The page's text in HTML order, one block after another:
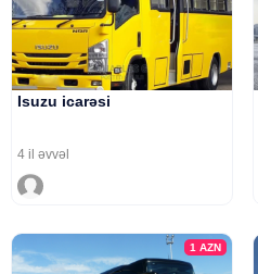
Isuzu icarəsi
4 il əvvəl
1AZN